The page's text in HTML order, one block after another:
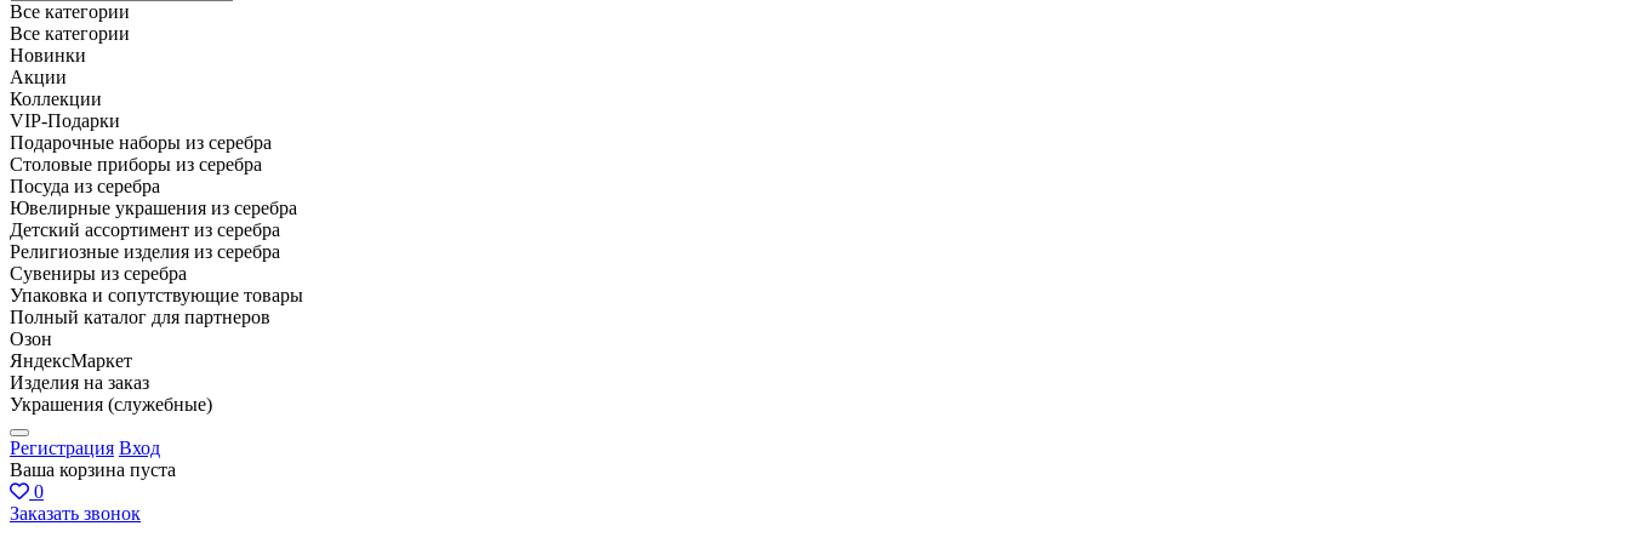
Все категории
Все категории
Новинки
Акции
Коллекции
VIP-Подарки
Подарочные наборы из серебра
Столовые приборы из серебра
Посуда из серебра
Ювелирные украшения из серебра
Детский ассортимент из серебра
Религиозные изделия из серебра
Сувениры из серебра
Упаковка и сопутствующие товары
Полный каталог для партнеров
Озон
ЯндексМаркет
Изделия на заказ
Украшения (служебные)
Регистрация Вход
Ваша корзина пуста
0
Заказать звонок